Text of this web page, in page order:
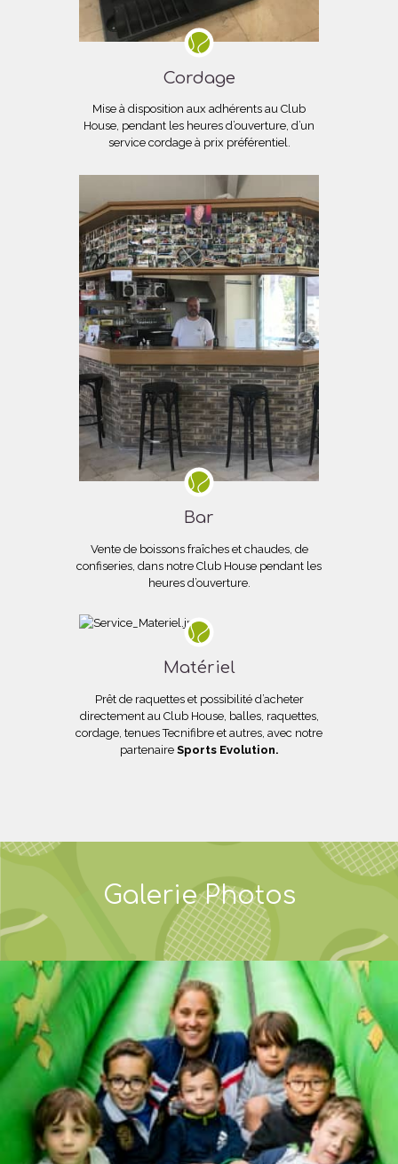
Cordage
Mise à disposition aux adhérents au Club
House, pendant les heures d’ouverture, d’un
service cordage à prix préférentiel.
Bar
Vente de boissons fraîches et chaudes, de
confiseries, dans notre Club House pendant les
heures d’ouverture.
Matériel
Prêt de raquettes et possibilité d’acheter
directement au Club House, balles, raquettes,
cordage, tenues Tecnifibre et autres, avec notre
partenaire Sports Evolution.
Galerie Photos